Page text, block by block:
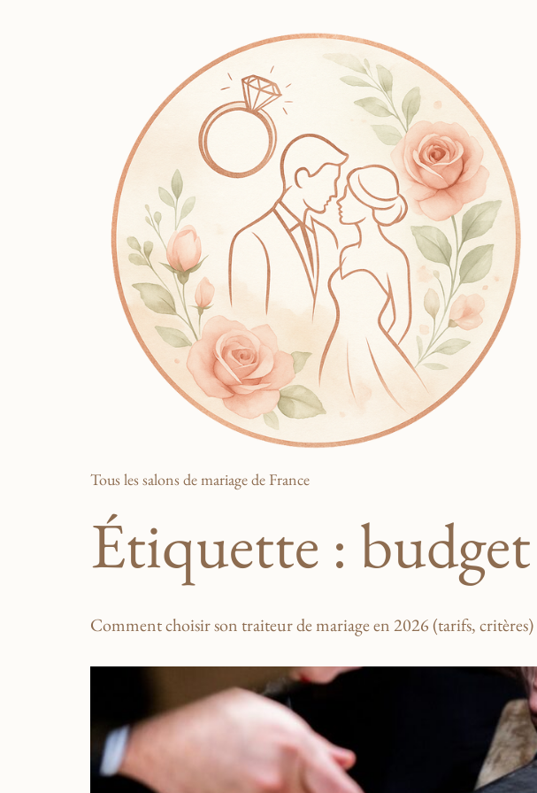
Tous les salons de mariage de France
Étiquette :
Comment choisir son traiteur de mariage en 2026 (tarifs, critères)